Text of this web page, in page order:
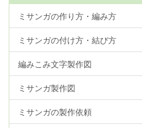
ミサンガの作り方・編み方
ミサンガの付け方・結び方
編みこみ文字製作図
ミサンガ製作図
ミサンガの製作依頼